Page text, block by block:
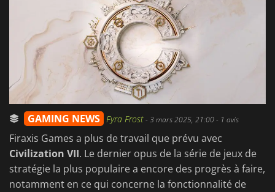
GAMING NEWS Fyra Frost-3 mars 2025, 21:00- 1 avis
Firaxis Games a plus de travail que prévu avec
Civilization VII. Le dernier opus de la série de jeux de
stratégie la plus populaire a encore des progrès à faire,
notamment en ce qui concerne la fonctionnalité de